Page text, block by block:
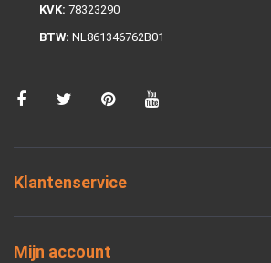
KVK: 78323290
BTW: NL861346762B01
Klantenservice
Mijn account